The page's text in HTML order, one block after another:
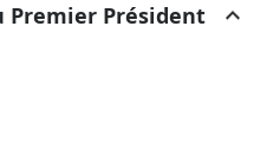
Premier Président